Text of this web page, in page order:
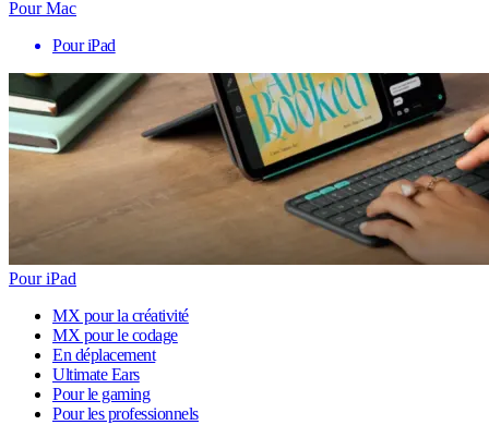
Pour Mac
Pour iPad
Pour iPad
MX pour la créativité
MX pour le codage
En déplacement
Ultimate Ears
Pour le gaming
Pour les professionnels